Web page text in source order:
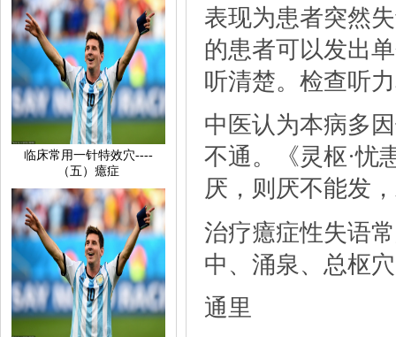
临床常用一针特效穴----
（五）癔症
表现为患者突然
的患者可以发出
听清楚。检查听
中医认为本病多
不通。《灵枢·忧
厌，则厌不能发
治疗癔症性失语
中、涌泉、总枢
通里